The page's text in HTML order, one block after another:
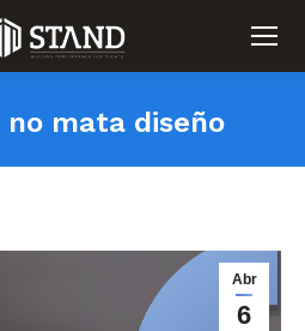
no mata diseño
Abr
6